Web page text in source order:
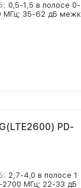
0,5-1,5 в полосе 0-
МГц; 35-62 дБ межк
PD-
2,7-4,0 в полосе 1
МГц; 22-33 дБ